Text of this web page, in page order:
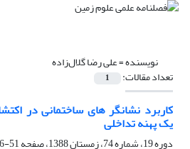
نویسنده =علی رضا گلال‌زاده
تعداد مقالات: 1
کاربرد نشانگر های ساختمانی در
یک پهنه تداخلی
دوره 19، شماره 74، زمستان 1388، صفحه
51-56